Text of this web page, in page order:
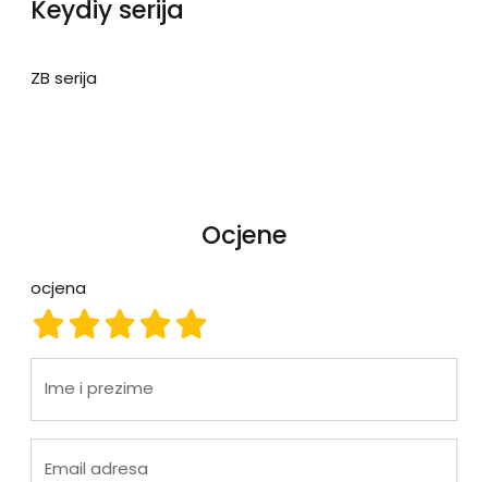
Keydiy serija
ZB serija
Ocjene
ocjena
ocjena 5
ocjena 4
ocjena 3
ocjena 2
ocjena 1
Ime i prezime
Email adresa